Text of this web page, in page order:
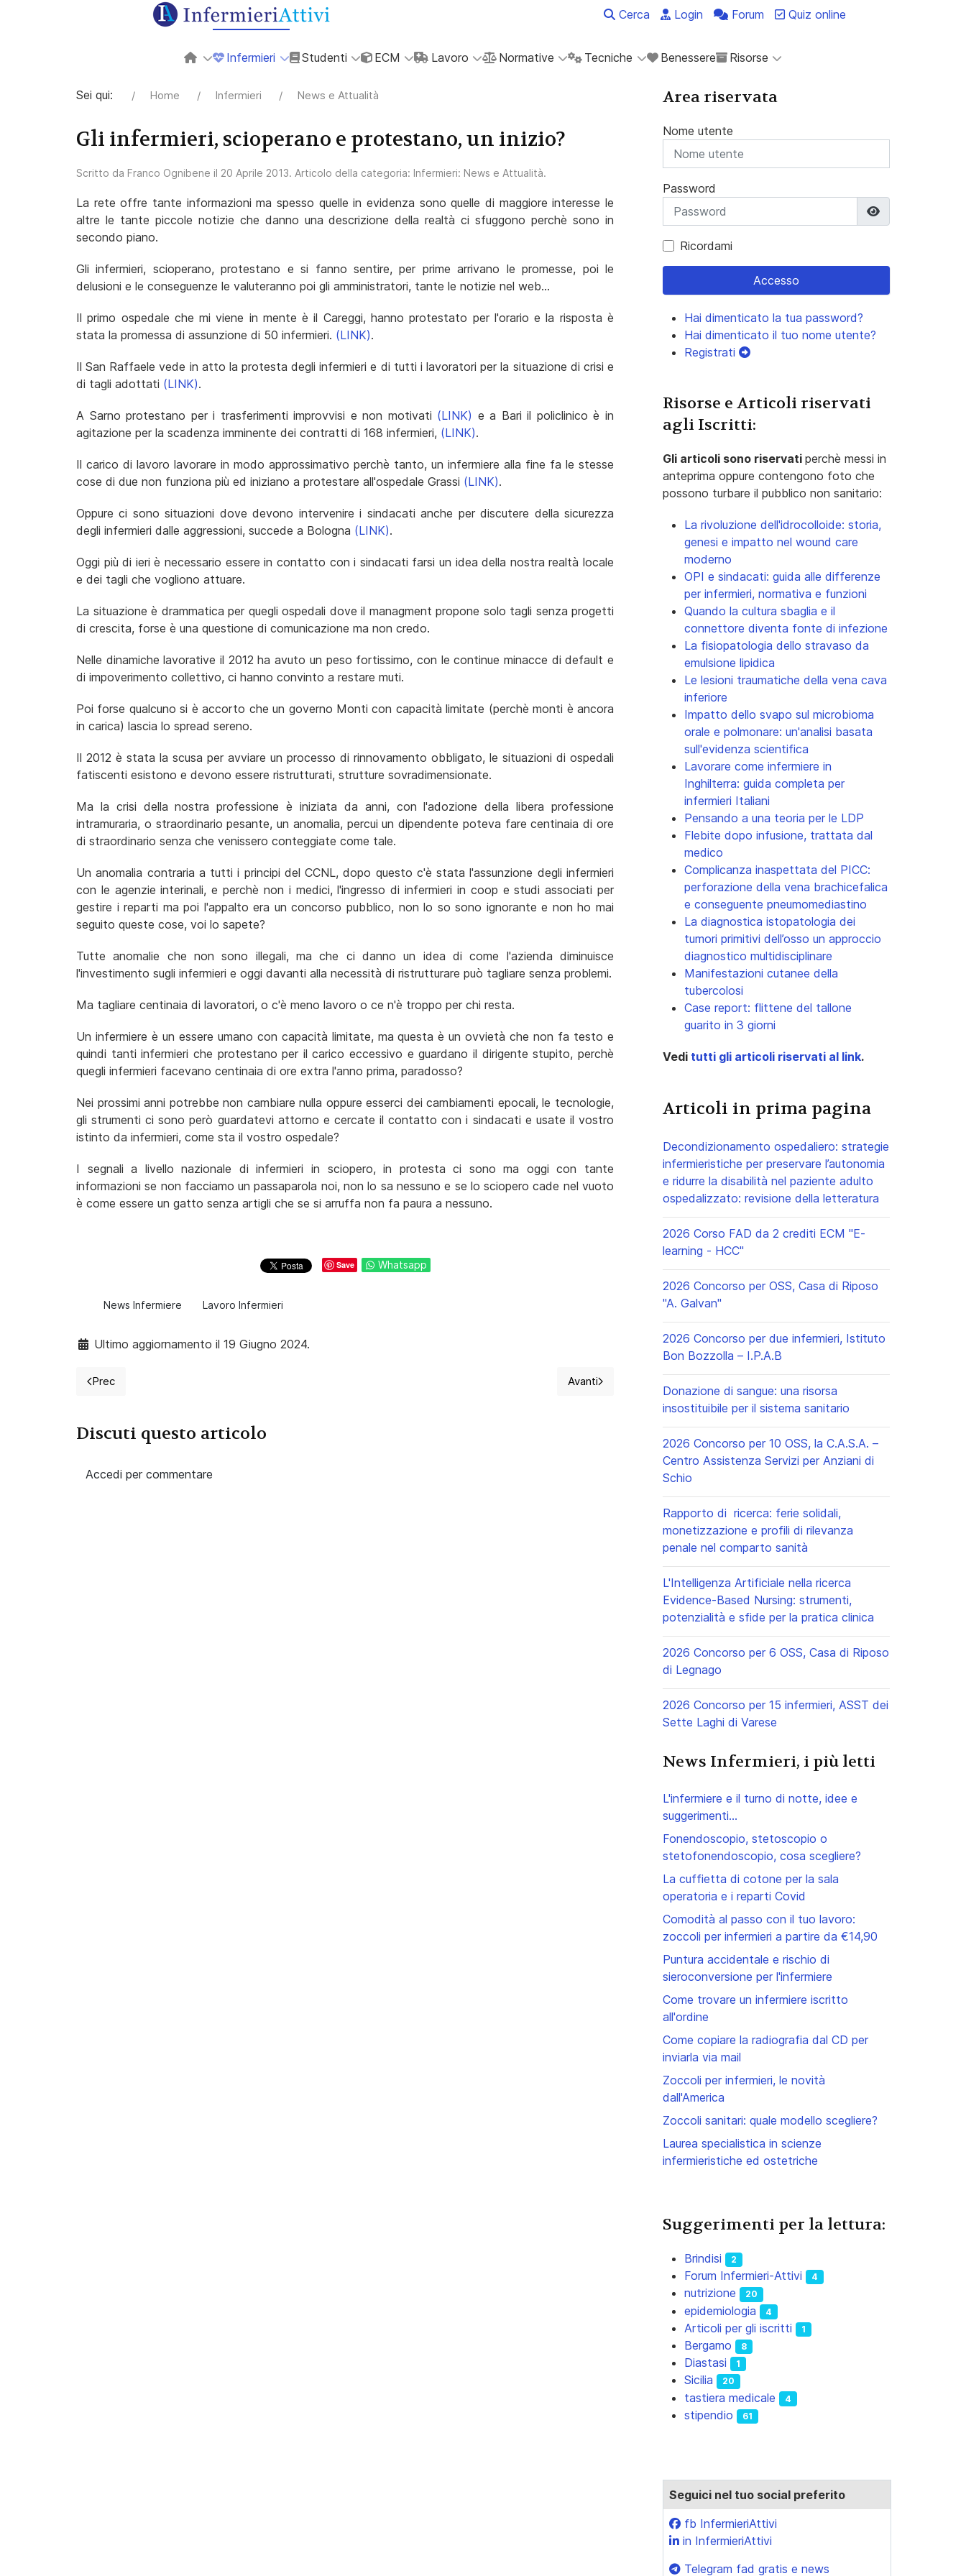
Cerca Login Forum Quiz online
Infermieri Studenti ECM Lavoro Normative Tecniche Benessere Risorse
Sei qui: Home Infermieri News e Attualità
Gli infermieri, scioperano e protestano, un inizio?
Scritto da Franco Ognibene il 20 Aprile 2013. Articolo della categoria: Infermieri: News e Attualità.
La rete offre tante informazioni ma spesso quelle in evidenza sono quelle di maggiore interesse le
altre le tante piccole notizie che danno una descrizione della realtà ci sfuggono perchè sono in
secondo piano.
Gli infermieri, scioperano, protestano e si fanno sentire, per prime arrivano le promesse, poi le
delusioni e le conseguenze le valuteranno poi gli amministratori, tante le notizie nel web...
Il primo ospedale che mi viene in mente è il Careggi, hanno protestato per l'orario e la risposta è
stata la promessa di assunzione di 50 infermieri. (LINK).
Il San Raffaele vede in atto la protesta degli infermieri e di tutti i lavoratori per la situazione di crisi e
di tagli adottati (LINK).
A Sarno protestano per i trasferimenti improvvisi e non motivati (LINK) e a Bari il policlinico è in
agitazione per la scadenza imminente dei contratti di 168 infermieri, (LINK).
Il carico di lavoro lavorare in modo approssimativo perchè tanto, un infermiere alla fine fa le stesse
cose di due non funziona più ed iniziano a protestare all'ospedale Grassi (LINK).
Oppure ci sono situazioni dove devono intervenire i sindacati anche per discutere della sicurezza
degli infermieri dalle aggressioni, succede a Bologna (LINK).
Oggi più di ieri è necessario essere in contatto con i sindacati farsi un idea della nostra realtà locale
e dei tagli che vogliono attuare.
La situazione è drammatica per quegli ospedali dove il managment propone solo tagli senza progetti
di crescita, forse è una questione di comunicazione ma non credo.
Nelle dinamiche lavorative il 2012 ha avuto un peso fortissimo, con le continue minacce di default e
di impoverimento collettivo, ci hanno convinto a restare muti.
Poi forse qualcuno si è accorto che un governo Monti con capacità limitate (perchè monti è ancora
in carica) lascia lo spread sereno.
Il 2012 è stata la scusa per avviare un processo di rinnovamento obbligato, le situazioni di ospedali
fatiscenti esistono e devono essere ristrutturati, strutture sovradimensionate.
Ma la crisi della nostra professione è iniziata da anni, con l'adozione della libera professione
intramuraria, o straordinario pesante, un anomalia, percui un dipendente poteva fare centinaia di ore
di straordinario senza che venissero conteggiate come tale.
Un anomalia contraria a tutti i principi del CCNL, dopo questo c'è stata l'assunzione degli infermieri
con le agenzie interinali, e perchè non i medici, l'ingresso di infermieri in coop e studi associati per
gestire i reparti ma poi l'appalto era un concorso pubblico, non lo so sono ignorante e non ho mai
seguito queste cose, voi lo sapete?
Tutte anomalie che non sono illegali, ma che ci danno un idea di come l'azienda diminuisce
l'investimento sugli infermieri e oggi davanti alla necessità di ristrutturare può tagliare senza problemi.
Ma tagliare centinaia di lavoratori, o c'è meno lavoro o ce n'è troppo per chi resta.
Un infermiere è un essere umano con capacità limitate, ma questa è un ovvietà che non fa testo e
quindi tanti infermieri che protestano per il carico eccessivo e guardano il dirigente stupito, perchè
quegli infermieri facevano centinaia di ore extra l'anno prima, paradosso?
Nei prossimi anni potrebbe non cambiare nulla oppure esserci dei cambiamenti epocali, le tecnologie,
gli strumenti ci sono però guardatevi attorno e cercate il contatto con i sindacati e usate il vostro
istinto da infermieri, come sta il vostro ospedale?
I segnali a livello nazionale di infermieri in sciopero, in protesta ci sono ma oggi con tante
informazioni se non facciamo un passaparola noi, non lo sa nessuno e se lo sciopero cade nel vuoto
è come essere un gatto senza artigli che se si arruffa non fa paura a nessuno.
Save Whatsapp
News Infermiere Lavoro Infermieri
Ultimo aggiornamento il 19 Giugno 2024.
Articolo precedente: MedBunker le scomode verità, il blog
Prec Articolo successivo: Infermieri: l'autopubblicazione di libri online
Avanti
Discuti questo articolo
Accedi per commentare
Area riservata
Nome utente
Password
Ricordami
Accesso
Hai dimenticato la tua password?
Hai dimenticato il tuo nome utente?
Registrati
Risorse e Articoli riservati
agli Iscritti:
Gli articoli sono riservati perchè messi in
anteprima oppure contengono foto che
possono turbare il pubblico non sanitario:
La rivoluzione dell'idrocolloide: storia,
genesi e impatto nel wound care
moderno
OPI e sindacati: guida alle differenze
per infermieri, normativa e funzioni
Quando la cultura sbaglia e il
connettore diventa fonte di infezione
La fisiopatologia dello stravaso da
emulsione lipidica
Le lesioni traumatiche della vena cava
inferiore
Impatto dello svapo sul microbioma
orale e polmonare: un'analisi basata
sull'evidenza scientifica
Lavorare come infermiere in
Inghilterra: guida completa per
infermieri Italiani
Pensando a una teoria per le LDP
Flebite dopo infusione, trattata dal
medico
Complicanza inaspettata del PICC:
perforazione della vena brachicefalica
e conseguente pneumomediastino
La diagnostica istopatologia dei
tumori primitivi dell’osso un approccio
diagnostico multidisciplinare
Manifestazioni cutanee della
tubercolosi
Case report: flittene del tallone
guarito in 3 giorni
Vedi tutti gli articoli riservati al link.
Articoli in prima pagina
Decondizionamento ospedaliero: strategie
infermieristiche per preservare l’autonomia
e ridurre la disabilità nel paziente adulto
ospedalizzato: revisione della letteratura
2026 Corso FAD da 2 crediti ECM "E-
learning - HCC"
2026 Concorso per OSS, Casa di Riposo
"A. Galvan"
2026 Concorso per due infermieri, Istituto
Bon Bozzolla – I.P.A.B
Donazione di sangue: una risorsa
insostituibile per il sistema sanitario
2026 Concorso per 10 OSS, la C.A.S.A. –
Centro Assistenza Servizi per Anziani di
Schio
Rapporto di ricerca: ferie solidali,
monetizzazione e profili di rilevanza
penale nel comparto sanità
L'Intelligenza Artificiale nella ricerca
Evidence-Based Nursing: strumenti,
potenzialità e sfide per la pratica clinica
2026 Concorso per 6 OSS, Casa di Riposo
di Legnago
2026 Concorso per 15 infermieri, ASST dei
Sette Laghi di Varese
News Infermieri, i più letti
L'infermiere e il turno di notte, idee e
suggerimenti...
Fonendoscopio, stetoscopio o
stetofonendoscopio, cosa scegliere?
La cuffietta di cotone per la sala
operatoria e i reparti Covid
Comodità al passo con il tuo lavoro:
zoccoli per infermieri a partire da €14,90
Puntura accidentale e rischio di
sieroconversione per l'infermiere
Come trovare un infermiere iscritto
all'ordine
Come copiare la radiografia dal CD per
inviarla via mail
Zoccoli per infermieri, le novità
dall'America
Zoccoli sanitari: quale modello scegliere?
Laurea specialistica in scienze
infermieristiche ed ostetriche
Suggerimenti per la lettura:
Brindisi 2
Forum Infermieri-Attivi 4
nutrizione 20
epidemiologia 4
Articoli per gli iscritti 1
Bergamo 8
Diastasi 1
Sicilia 20
tastiera medicale 4
stipendio 61
Seguici nel tuo social preferito
fb InfermieriAttivi
in InfermieriAttivi
Telegram fad gratis e news